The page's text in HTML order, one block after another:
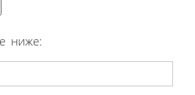
ниже: